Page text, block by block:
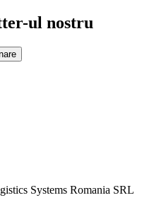
ul nostru
Systems Romania SRL